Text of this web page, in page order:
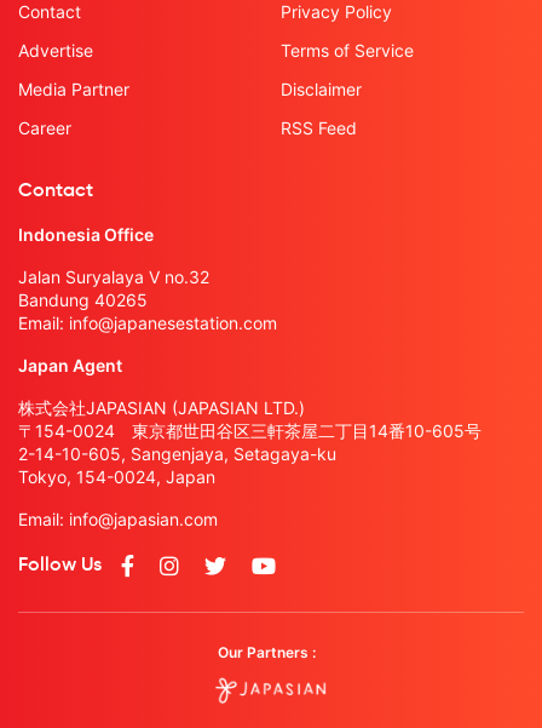
Contact
Advertise
Media Partner
Career
Privacy Policy
Terms of Service
Disclaimer
RSS Feed
Contact
Indonesia Office
Jalan Suryalaya V no.32
Bandung 40265
Email: info@japanesestation.com
Japan Agent
株式会社JAPASIAN (JAPASIAN LTD.)
〒154-0024 東京都世田谷区三軒茶屋二丁目14番10-605号
2-14-10-605, Sangenjaya, Setagaya-ku
Tokyo, 154-0024, Japan
Email: info@japasian.com
Follow Us
Our Partners :